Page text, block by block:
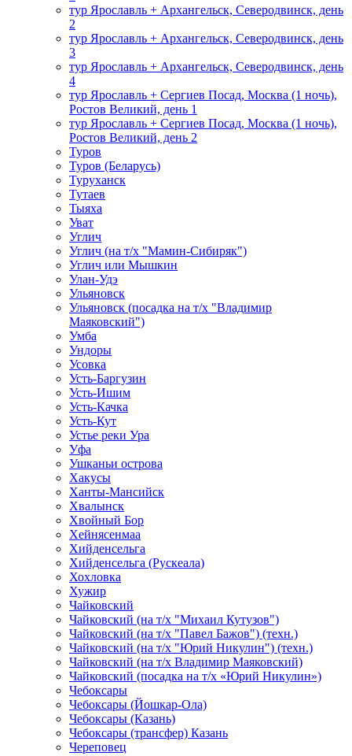
тур Ярославль + Архангельск, Северодвинск, день
2
тур Ярославль + Архангельск, Северодвинск, день
3
тур Ярославль + Архангельск, Северодвинск, день
4
тур Ярославль + Сергиев Посад, Москва (1 ночь),
Ростов Великий, день 1
тур Ярославль + Сергиев Посад, Москва (1 ночь),
Ростов Великий, день 2
Туров
Туров (Беларусь)
Туруханск
Тутаев
Тыяха
Уват
Углич
Углич (на т/х "Мамин-Сибиряк")
Углич или Мышкин
Улан-Удэ
Ульяновск
Ульяновск (посадка на т/х "Владимир
Маяковский")
Умба
Ундоры
Усовка
Усть-Баргузин
Усть-Ишим
Усть-Качка
Усть-Кут
Устье реки Ура
Уфа
Ушканьи острова
Хакусы
Ханты-Мансийск
Хвалынск
Хвойный Бор
Хейнясенмаа
Хийденсельга
Хийденсельга (Рускеала)
Хохловка
Хужир
Чайковский
Чайковский (на т/х "Михаил Кутузов")
Чайковский (на т/х "Павел Бажов") (техн.)
Чайковский (на т/х "Юрий Никулин") (техн.)
Чайковский (на т/х Владимир Маяковский)
Чайковский (посадка на т/х «Юрий Никулин»)
Чебоксары
Чебоксары (Йошкар-Ола)
Чебоксары (Казань)
Чебоксары (трансфер) Казань
Череповец